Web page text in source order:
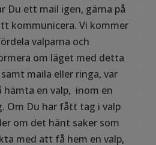
Du ett mail igen, gärna på
kommunicera. Vi kommer
valparna och
om läget med detta
maila eller ringa, var
hämta en valp, inom en
Om Du har fått tag i valp
om det hänt saker som
med att få hem en valp,